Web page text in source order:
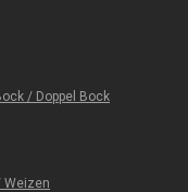
/ Doppel Bock
Weizen